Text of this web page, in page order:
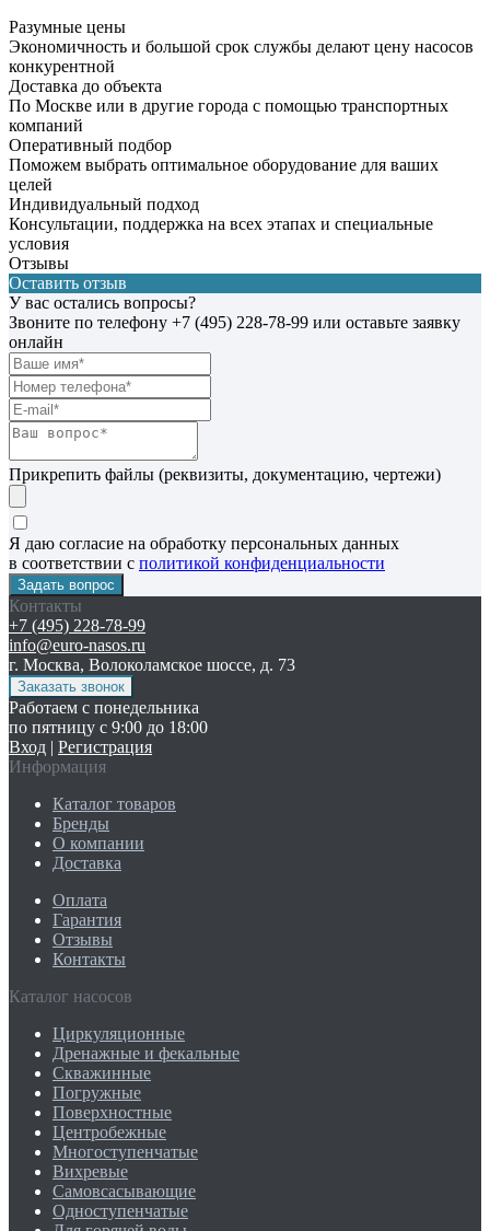
Разумные цены
Экономичность и большой срок службы делают цену насосов
конкурентной
Доставка до объекта
По Москве или в другие города с помощью транспортных
компаний
Оперативный подбор
Поможем выбрать оптимальное оборудование для ваших
целей
Индивидуальный подход
Консультации, поддержка на всех этапах и специальные
условия
Отзывы
Оставить отзыв
У вас остались вопросы?
Звоните по телефону +7 (495) 228-78-99 или оставьте заявку
онлайн
Прикрепить файлы (реквизиты, документацию, чертежи)
Я даю согласие на обработку персональных данных
в соответствии с политикой конфиденциальности
Контакты
+7 (495) 228-78-99
info@euro-nasos.ru
г. Москва, Волоколамское шоссе, д. 73
Работаем с понедельника
по пятницу с 9:00 до 18:00
Вход | Регистрация
Информация
Каталог товаров
Бренды
О компании
Доставка
Оплата
Гарантия
Отзывы
Контакты
Каталог насосов
Циркуляционные
Дренажные и фекальные
Скважинные
Погружные
Поверхностные
Центробежные
Многоступенчатые
Вихревые
Самовсасывающие
Одноступенчатые